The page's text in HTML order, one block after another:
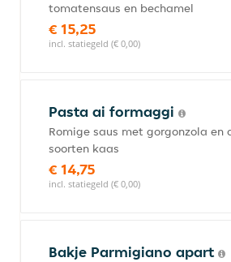
tomatensaus en bechamel
€ 15,25
incl. statiegeld (€ 0,00)
Pasta ai formaggi
Romige saus met gorgonzola en
soorten kaas
€ 14,75
incl. statiegeld (€ 0,00)
Bakje Parmigiano apart